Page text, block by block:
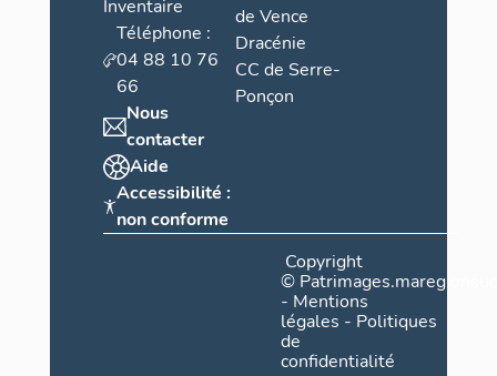
Inventaire
Téléphone :
04 88 10 76
66
Nous
contacter
Aide
Accessibilité :
non conforme
de Vence
Dracénie
CC de Serre-
Ponçon
Copyright
©
- Mentions
légales - Politiques
de
confidentialité